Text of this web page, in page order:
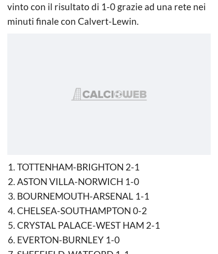
vinto con il risultato di 1-0 grazie ad una rete nei
minuti finale con Calvert-Lewin.
TOTTENHAM-BRIGHTON 2-1
ASTON VILLA-NORWICH 1-0
BOURNEMOUTH-ARSENAL 1-1
CHELSEA-SOUTHAMPTON 0-2
CRYSTAL PALACE-WEST HAM 2-1
EVERTON-BURNLEY 1-0